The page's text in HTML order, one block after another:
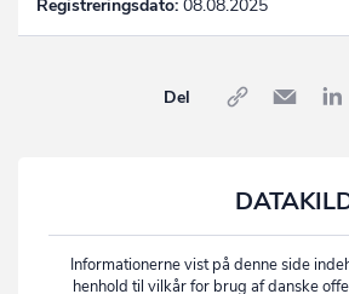
Registreringsdato: 08.08.2025
Del
Informationerne vist på denne side
henhold til vilkår for brug af danske